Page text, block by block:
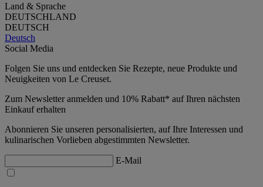
Land & Sprache
DEUTSCHLAND
DEUTSCH
Deutsch
Social Media
Folgen Sie uns und entdecken Sie Rezepte, neue Produkte und
Neuigkeiten von Le Creuset.
Zum Newsletter anmelden und 10% Rabatt* auf Ihren nächsten
Einkauf erhalten
Abonnieren Sie unseren personalisierten, auf Ihre Interessen und
kulinarischen Vorlieben abgestimmten Newsletter.
E-Mail